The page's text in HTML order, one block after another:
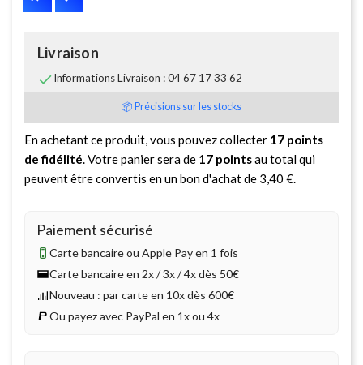
Livraison
Informations Livraison : 04 67 17 33 62
📦 Précisions sur les stocks
En achetant ce produit, vous pouvez collecter 17 points
de fidélité. Votre panier sera de 17 pointsau total qui
peuvent être convertis en un bon d'achat de 3,40 €.
Paiement sécurisé
Carte bancaire ou Apple Pay en 1 fois
Carte bancaire en 2x / 3x / 4x dès 50€
Nouveau : par carte en 10x dès 600€
Ou payez avec PayPal en 1x ou 4x